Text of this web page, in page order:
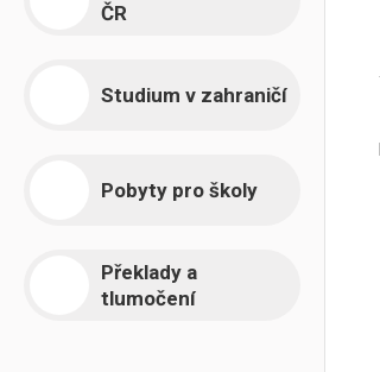
ČR
Studium v zahraničí
Pobyty pro školy
Překlady a
tlumočení